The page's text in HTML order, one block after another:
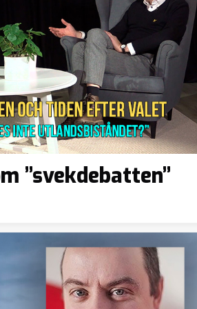
”svekdebatten”